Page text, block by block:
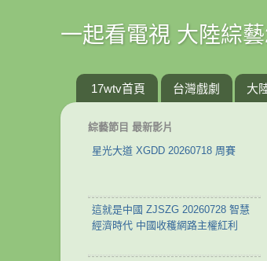
一起看電視 大陸綜
17wtv首頁 台灣戲劇 大
綜藝節目 最新影片
星光大道 XGDD 20260718 周賽
這就是中國 ZJSZG 20260728 智慧
經濟時代 中國收穫網路主權紅利